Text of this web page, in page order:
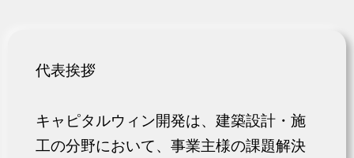
代表挨拶
キャピタルウィン開発は、建築設計・施
工の分野において、事業主様の課題解決